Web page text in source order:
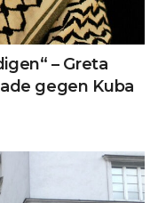
– Greta
gegen Kuba